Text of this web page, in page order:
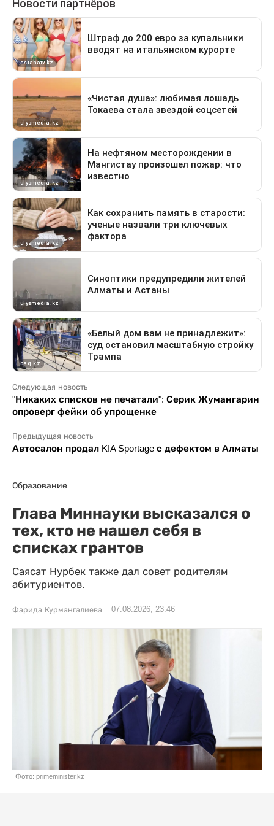
Следующая новость
"Никаких списков не печатали": Серик Жумангарин
опроверг фейки об упрощенке
Предыдущая новость
Автосалон продал KIA Sportage с дефектом в Алматы
Образование
Глава Миннауки высказался о
тех, кто не нашел себя в
списках грантов
Саясат Нурбек также дал совет родителям
абитуриентов.
Фарида Курмангалиева 07.08.2026, 23:46
Фото: primeminister.kz